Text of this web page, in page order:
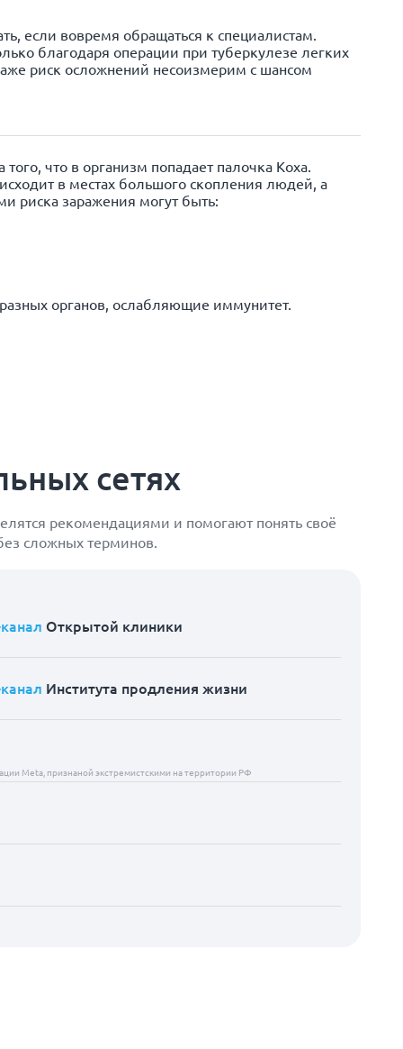
если вовремя обращаться к специалистам.
благодаря операции при туберкулезе легких
риск осложнений несоизмерим с шансом
что в организм попадает палочка Коха.
в местах большого скопления людей, а
риска заражения могут быть:
органов, ослабляющие иммунитет.
сетях
рекомендациями и помогают понять своё
сложных терминов.
Открытой клиники
Института продления жизни
Meta, признаной экстремистскими на территории РФ